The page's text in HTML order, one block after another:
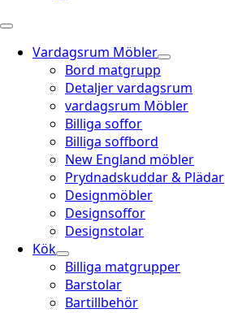
Vardagsrum Möbler
Bord matgrupp
Detaljer vardagsrum
vardagsrum Möbler
Billiga soffor
Billiga soffbord
New England möbler
Prydnadskuddar & Plädar
Designmöbler
Designsoffor
Designstolar
Kök
Billiga matgrupper
Barstolar
Bartillbehör